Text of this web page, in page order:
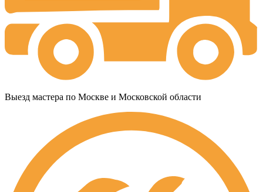
Выезд мастера по Москве и Московской области